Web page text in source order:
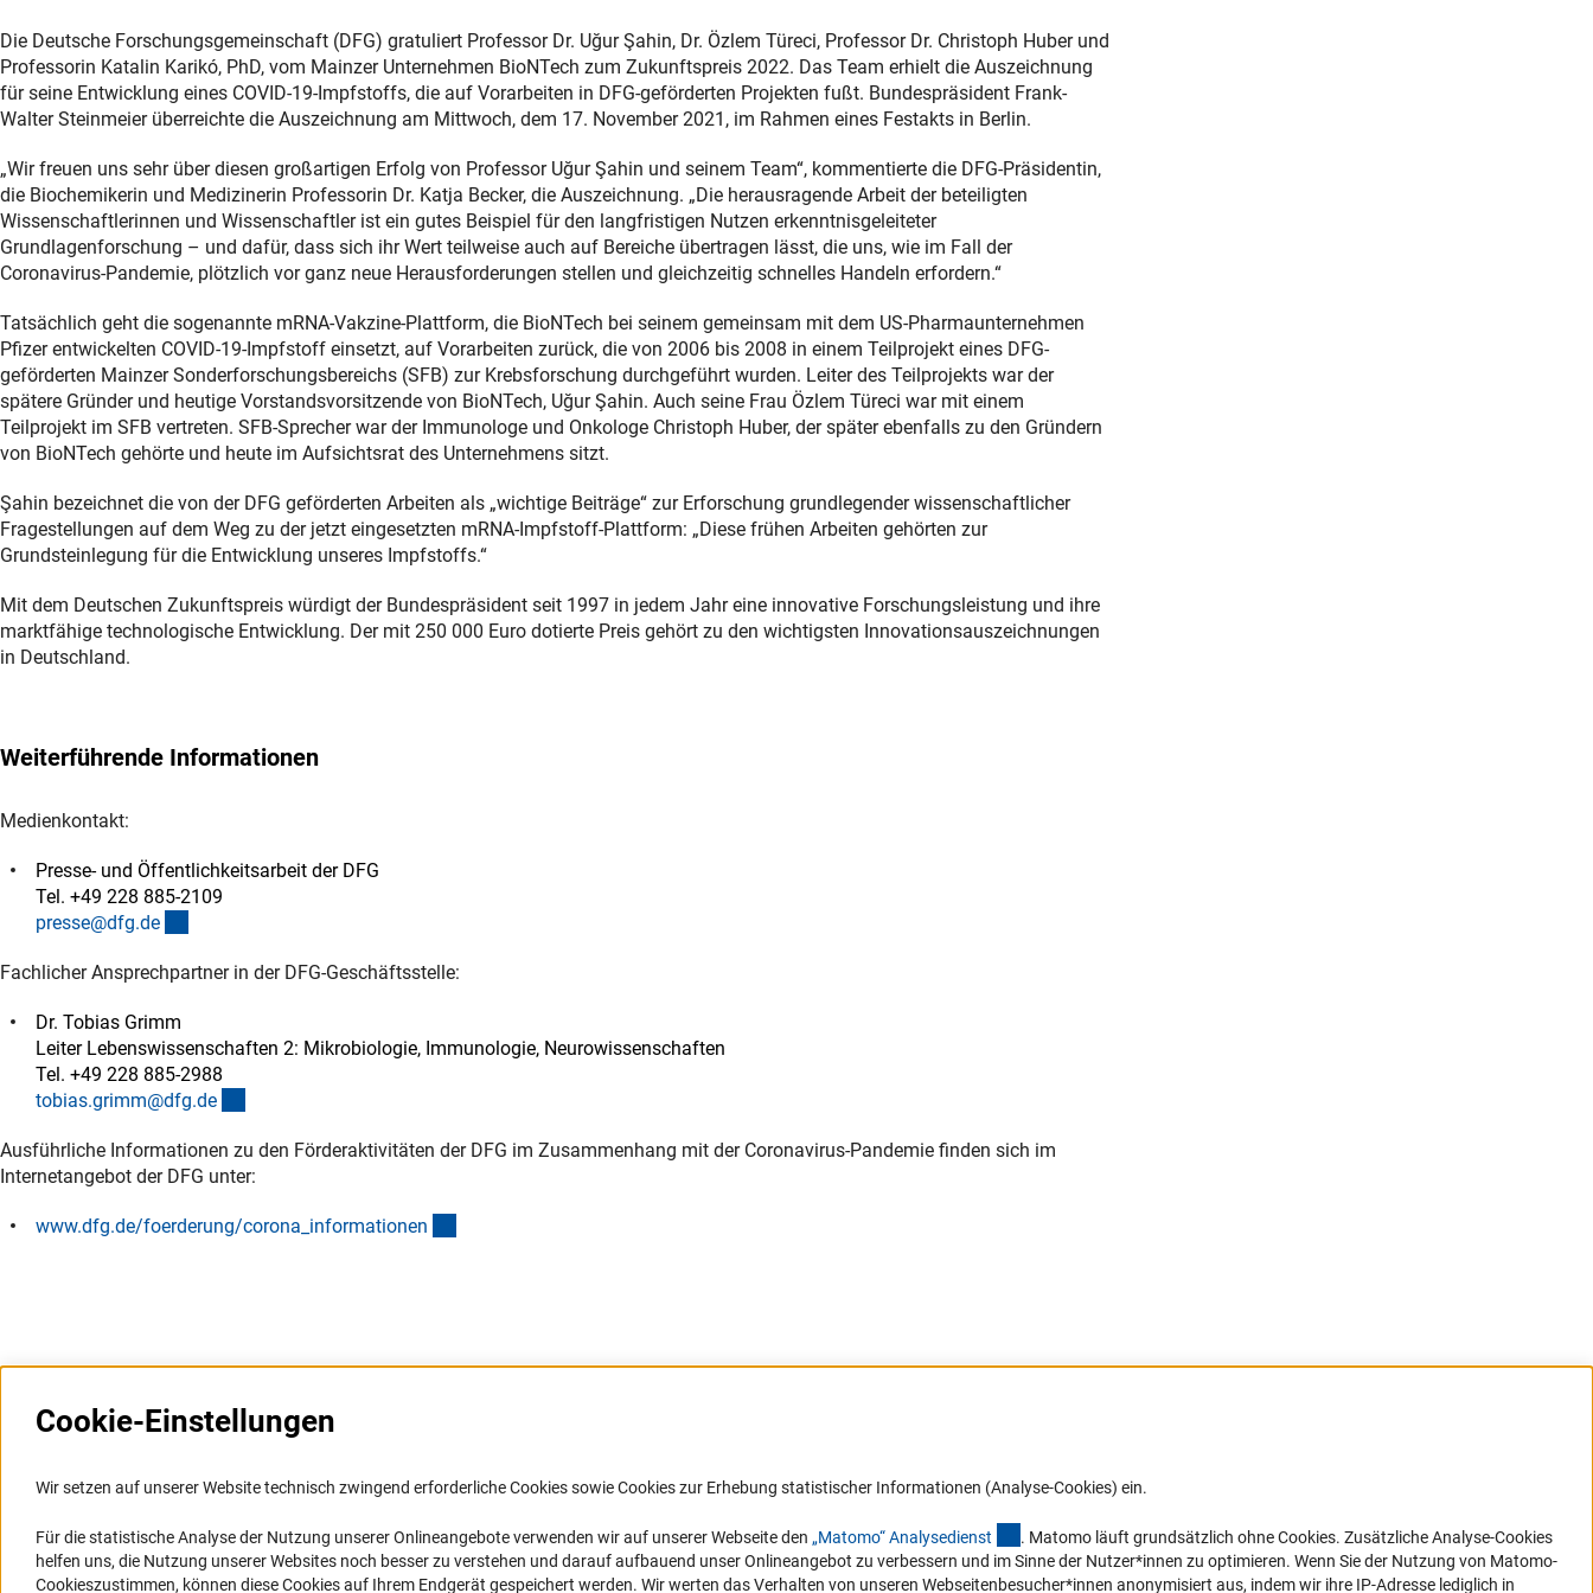
Die Deutsche Forschungsgemeinschaft (DFG) gratuliert Professor Dr. Uğur Şahin, Dr. Özlem Türeci, Professor Dr. Christoph Huber und
Professorin Katalin Karikó, PhD, vom Mainzer Unternehmen BioNTech zum Zukunftspreis 2022. Das Team erhielt die Auszeichnung
für seine Entwicklung eines COVID-19-Impfstoffs, die auf Vorarbeiten in DFG-geförderten Projekten fußt. Bundespräsident Frank-
Walter Steinmeier überreichte die Auszeichnung am Mittwoch, dem 17. November 2021, im Rahmen eines Festakts in Berlin.
„Wir freuen uns sehr über diesen großartigen Erfolg von Professor Uğur Şahin und seinem Team“, kommentierte die DFG-Präsidentin,
die Biochemikerin und Medizinerin Professorin Dr. Katja Becker, die Auszeichnung. „Die herausragende Arbeit der beteiligten
Wissenschaftlerinnen und Wissenschaftler ist ein gutes Beispiel für den langfristigen Nutzen erkenntnisgeleiteter
Grundlagenforschung – und dafür, dass sich ihr Wert teilweise auch auf Bereiche übertragen lässt, die uns, wie im Fall der
Coronavirus-Pandemie, plötzlich vor ganz neue Herausforderungen stellen und gleichzeitig schnelles Handeln erfordern.“
Tatsächlich geht die sogenannte mRNA-Vakzine-Plattform, die BioNTech bei seinem gemeinsam mit dem US-Pharmaunternehmen
Pfizer entwickelten COVID-19-Impfstoff einsetzt, auf Vorarbeiten zurück, die von 2006 bis 2008 in einem Teilprojekt eines DFG-
geförderten Mainzer Sonderforschungsbereichs (SFB) zur Krebsforschung durchgeführt wurden. Leiter des Teilprojekts war der
spätere Gründer und heutige Vorstandsvorsitzende von BioNTech, Uğur Şahin. Auch seine Frau Özlem Türeci war mit einem
Teilprojekt im SFB vertreten. SFB-Sprecher war der Immunologe und Onkologe Christoph Huber, der später ebenfalls zu den Gründern
von BioNTech gehörte und heute im Aufsichtsrat des Unternehmens sitzt.
Şahin bezeichnet die von der DFG geförderten Arbeiten als „wichtige Beiträge“ zur Erforschung grundlegender wissenschaftlicher
Fragestellungen auf dem Weg zu der jetzt eingesetzten mRNA-Impfstoff-Plattform: „Diese frühen Arbeiten gehörten zur
Grundsteinlegung für die Entwicklung unseres Impfstoffs.“
Mit dem Deutschen Zukunftspreis würdigt der Bundespräsident seit 1997 in jedem Jahr eine innovative Forschungsleistung und ihre
marktfähige technologische Entwicklung. Der mit 250 000 Euro dotierte Preis gehört zu den wichtigsten Innovationsauszeichnungen
in Deutschland.
Weiterführende Informationen
Medienkontakt:
Presse- und Öffentlichkeitsarbeit der DFG
Tel. +49 228 885-2109
presse@dfg.de
Fachlicher Ansprechpartner in der DFG-Geschäftsstelle:
Dr. Tobias Grimm
Leiter Lebenswissenschaften 2: Mikrobiologie, Immunologie, Neurowissenschaften
Tel. +49 228 885-2988
tobias.grimm@dfg.de
Ausführliche Informationen zu den Förderaktivitäten der DFG im Zusammenhang mit der Coronavirus-Pandemie finden sich im
Internetangebot der DFG unter:
www.dfg.de/foerderung/corona_informationen
Informationssysteme
Portal Wissenschaftliche Integrität
GEPRIS
FAQ
Karriere
mit Behinderungen
Erklärung zur Barrierefreiheit
in Ihr Mailpostfach oder schauen Sie sich
die Ausgaben online an.
Cookie-Einstellungen
Wir setzen auf unserer Website technisch zwingend erforderliche Cookies sowie Cookies zur Erhebung statistischer Informationen (Analyse-Cookies) ein.
Für die statistische Analyse der Nutzung unserer Onlineangebote verwenden wir auf unserer Webseite den „Matomo“ Analysedienst (externer Link)
. Matomo läuft grundsätzlich ohne Cookies. Zusätzliche Analyse-Cookies
helfen uns, die Nutzung unserer Websites noch besser zu verstehen und darauf aufbauend unser Onlineangebot zu verbessern und im Sinne der Nutzer*innen zu optimieren. Wenn Sie der Nutzung von Matomo-
Cookieszustimmen, können diese Cookies auf Ihrem Endgerät gespeichert werden. Wir werten das Verhalten von unseren Webseitenbesucher*innen anonymisiert aus, indem wir ihre IP-Adresse lediglich in